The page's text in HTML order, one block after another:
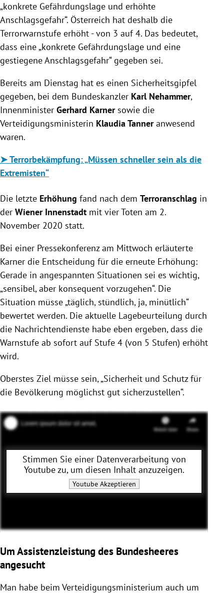
„konkrete Gefährdungslage und erhöhte
Anschlagsgefahr“. Österreich hat deshalb die
Terrorwarnstufe erhöht - von 3 auf 4. Das bedeutet,
dass eine „konkrete Gefährdungslage und eine
gestiegene Anschlagsgefahr“ gegeben sei.
Bereits am Dienstag hat es einen Sicherheitsgipfel
gegeben, bei dem Bundeskanzler Karl Nehammer,
Innenminister Gerhard Karnersowie die
Verteidigungsministerin Klaudia Tanneranwesend
waren.
➤ Terrorbekämpfung: „Müssen schneller sein als die
Extremisten“
Die letzte Erhöhung fand nach dem Terroranschlag in
der Wiener Innenstadt mit vier Toten am 2.
November 2020 statt.
Bei einer Pressekonferenz am Mittwoch erläuterte
Karner die Entscheidung für die erneute Erhöhung:
Gerade in angespannten Situationen sei es wichtig,
„sensibel, aber konsequent vorzugehen“. Die
Situation müsse „täglich, stündlich, ja, minütlich“
bewertet werden. Die aktuelle Lagebeurteilung durch
die Nachrichtendienste habe eben ergeben, dass die
Warnstufe ab sofort auf Stufe 4 (von 5 Stufen) erhöht
wird.
Oberstes Ziel müsse sein, „Sicherheit und Schutz für
die Bevölkerung möglichst gut sicherzustellen“.
Stimmen Sie einer Datenverarbeitung von
Youtubezu, um diesen Inhalt anzuzeigen.
YoutubeAkzeptieren
Um Assistenzleistung des Bundesheeres
angesucht
Man habe beim Verteidigungsministerium auch um